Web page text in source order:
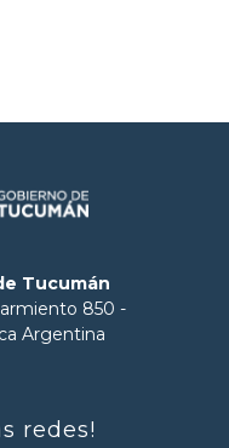
Tucumán
850 -
Argentina
redes!